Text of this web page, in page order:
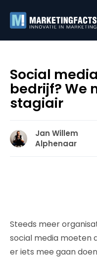
Social
bedrijf? We
stagiair
Jan Willem
Alphenaar
Steeds meer
social media moeten
er iets mee gaan